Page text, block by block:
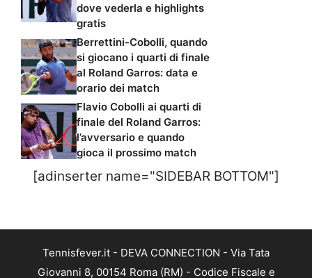
dove vederla e highlights
gratis
Berrettini-Cobolli, quando
si giocano i quarti di finale
al Roland Garros: data e
orario dei match
Flavio Cobolli ai quarti di
finale del Roland Garros:
l’avversario e quando
gioca il prossimo match
[adinserter name="SIDEBAR BOTTOM"]
Tennisfever.it - DEVA CONNECTION - Via Tata
Giovanni 8, 00154 Roma (RM) - Codice Fiscale e